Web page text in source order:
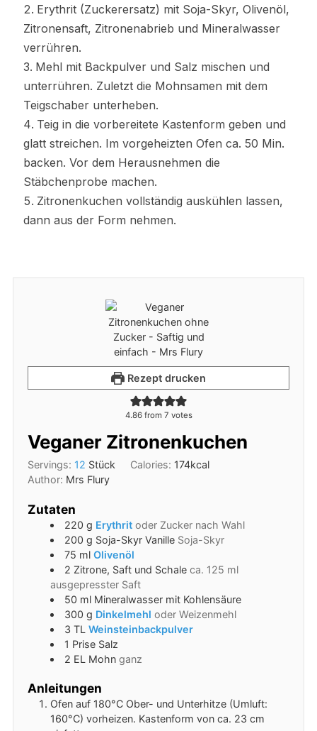
Erythrit (Zuckerersatz) mit Soja-Skyr, Olivenöl,
Zitronensaft, Zitronenabrieb und Mineralwasser
verrühren.
Mehl mit Backpulver und Salz mischen und
unterrühren. Zuletzt die Mohnsamen mit dem
Teigschaber unterheben.
Teig in die vorbereitete Kastenform geben und
glatt streichen. Im vorgeheizten Ofen ca. 50 Min.
backen. Vor dem Herausnehmen die
Stäbchenprobe machen.
Zitronenkuchen vollständig auskühlen lassen,
dann aus der Form nehmen.
Rezept drucken
4.86from 7 votes
Veganer Zitronenkuchen
Servings: 12 Stück Calories: 174kcal
Author: Mrs Flury
Zutaten
220 g Erythrit oder Zucker nach Wahl
200 g Soja-Skyr Vanille Soja-Skyr
75 ml Olivenöl
2 Zitrone, Saft und Schale ca. 125 ml
ausgepresster Saft
50 ml Mineralwasser mit Kohlensäure
300 g Dinkelmehl oder Weizenmehl
3 TL Weinsteinbackpulver
1 Prise Salz
2 EL Mohn ganz
Anleitungen
Ofen auf 180°C Ober- und Unterhitze (Umluft:
160°C) vorheizen. Kastenform von ca. 23 cm